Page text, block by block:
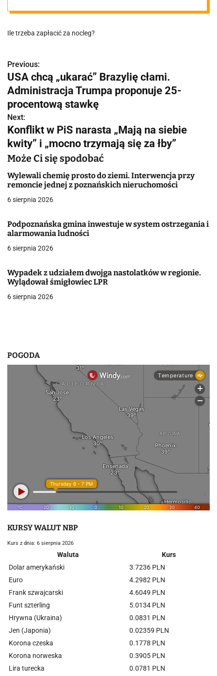
poznańskiej
uczelni. "Czy
studia w
Poznaniu stały
się opcją
jedynie dla
bogatych?"
Ile trzeba zapłacić za nocleg?
N
a
w
i
g
a
c
j
w
p
i
s
Previous:
USA chcą „ukarać” Brazylię cłami.
Administracja Trumpa proponuje 25-
procentową stawkę
Next:
Konflikt w PiS narasta „Mają na siebie
kwity” i „mocno trzymają się za łby”
Może Ci się spodobać
Wylewali chemię prosto do ziemi. Interwencja przy
remoncie jednej z poznańskich nieruchomości
6 sierpnia 2026
Podpoznańska gmina inwestuje w system ostrzegania i
alarmowania ludności
6 sierpnia 2026
Wypadek z udziałem dwojga nastolatków w regionie.
Wylądował śmigłowiec LPR
6 sierpnia 2026
POGODA
KURSY WALUT NBP
Kurs z dnia: 6 sierpnia 2026
Waluta
Kurs
Dolar amerykański
3.7236 PLN
Euro
4.2982 PLN
Frank szwajcarski
4.6049 PLN
Funt szterling
5.0134 PLN
Hrywna (Ukraina)
0.0831 PLN
Jen (Japonia)
0.02359 PLN
Korona czeska
0.1778 PLN
Korona norweska
0.3905 PLN
Lira turecka
0.0781 PLN